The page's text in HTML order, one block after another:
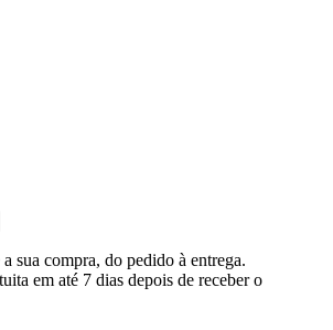
a sua compra, do pedido à entrega.
em até 7 dias depois de receber o